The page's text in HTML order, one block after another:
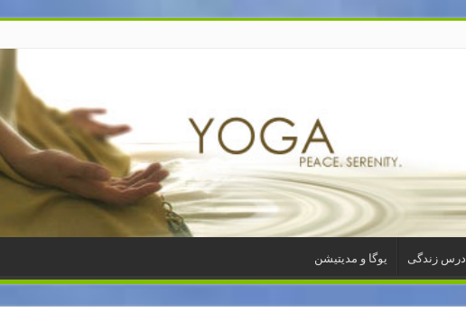
درس زندگی یوگا و مدیتیشن